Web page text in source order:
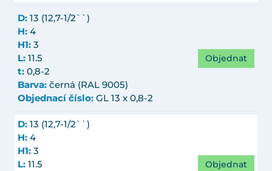
D: 13 (12,7-1/2``)
H: 4
H1: 3
L: 11.5
t: 0,8-2
Barva: černá (RAL 9005)
Objednací číslo: GL 13 x 0,8-2
Objednat
D: 13 (12,7-1/2``)
H: 4
H1: 3
L: 11.5
Objednat